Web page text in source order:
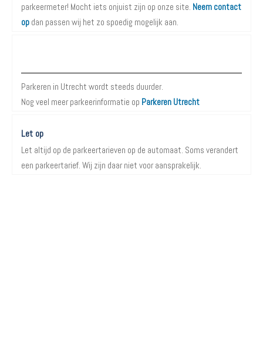
parkeermeter! Mocht iets onjuist zijn op onze site. Neem contact
op dan passen wij het zo spoedig mogelijk aan.
Parkeren in Utrecht wordt steeds duurder.
Nog veel meer parkeerinformatie op Parkeren Utrecht
Let op
Let altijd op de parkeertarieven op de automaat. Soms verandert
een parkeertarief. Wij zijn daar niet voor aansprakelijk.